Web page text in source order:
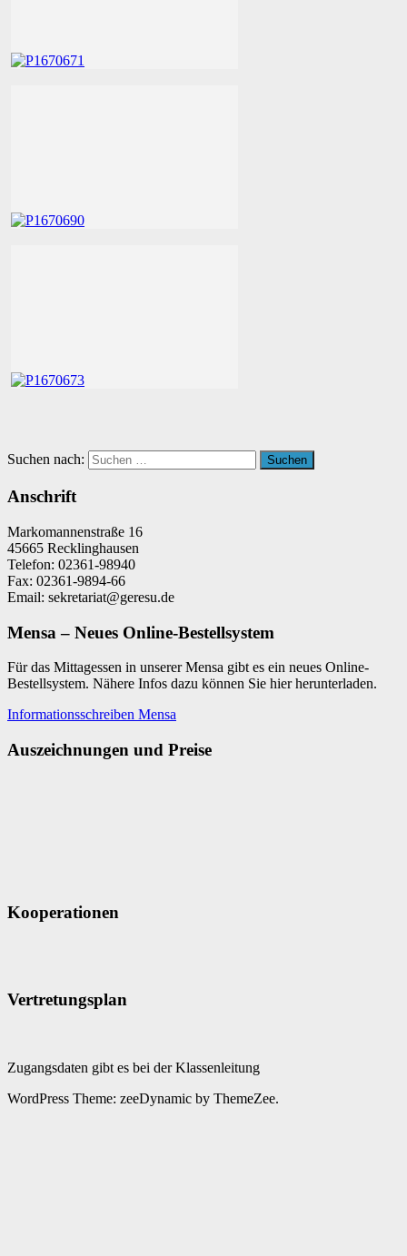
Suchen nach: Suchen
Anschrift
Markomannenstraße 16
45665 Recklinghausen
Telefon: 02361-98940
Fax: 02361-9894-66
Email: sekretariat@geresu.de
Mensa – Neues Online-Bestellsystem
Für das Mittagessen in unserer Mensa gibt es ein neues Online-
Bestellsystem. Nähere Infos dazu können Sie hier herunterladen.
Informationsschreiben Mensa
Auszeichnungen und Preise
Kooperationen
Vertretungsplan
Zugangsdaten gibt es bei der Klassenleitung
WordPress Theme: zeeDynamic by ThemeZee.